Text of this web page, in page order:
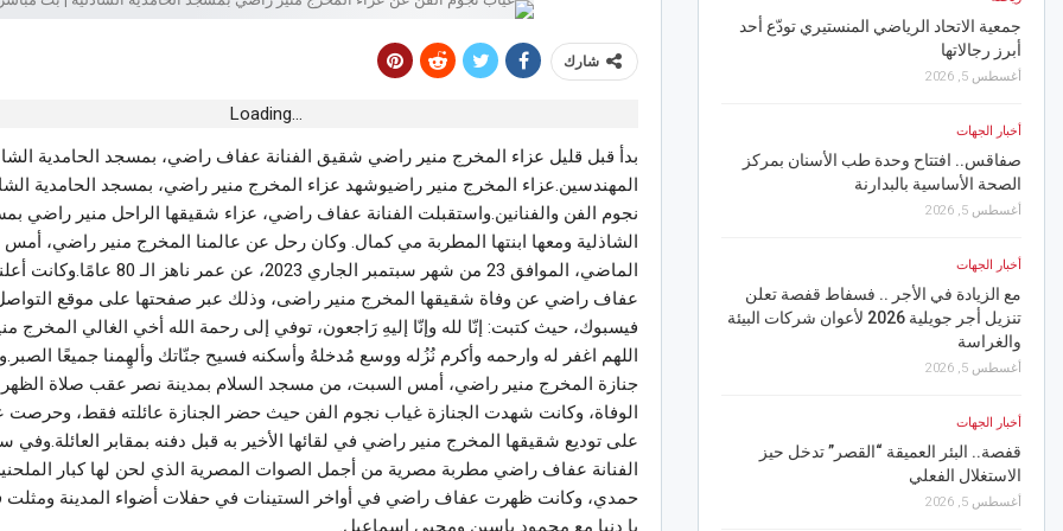
شارك
Loading...
بدأ قبل قليل عزاء المخرج منير راضي شقيق الفنانة عفاف راضي، بمسجد الحامدية
المهندسين.عزاء المخرج منير راضيوشهد عزاء المخرج منير راضي، بمسجد الحامدية
نجوم الفن والفنانين.واستقبلت الفنانة عفاف راضي، عزاء شقيقها الراحل منير راضي
الشاذلية ومعها ابنتها المطربة مي كمال. وكان رحل عن عالمنا المخرج منير راضي،
الماضي، الموافق 23 من شهر سبتمبر الجاري 2023، عن عمر
عفاف راضي عن وفاة شقيقها المخرج منير راضى، وذلك عبر صفحتها على موقع
فيسبوك، حيث كتبت: إنّا لله وإنّا إليهِ رَاجعون، توفي إلى رحمة الله أخي الغالي المخرج
اللهم اغفر له وارحمه وأكرم نُزُله ووسع مُدخلهُ وأسكنه فسيح جنّاتك وألهِمنا جميعًا
جنازة المخرج منير راضي، أمس السبت، من مسجد السلام بمدينة نصر عقب صلاة
الوفاة، وكانت شهدت الجنازة غياب نجوم الفن حيث حضر الجنازة عائلته فقط،
على توديع شقيقها المخرج منير راضي في لقائها الأخير به قبل دفنه بمقابر العائلة.وفي
الفنانة عفاف راضي مطربة مصرية من أجمل الصوات المصرية الذي لحن لها كبار
حمدي، وكانت ظهرت عفاف راضي في أواخر الستينات في حفلات أضواء المدينة ومثلت
يا دنيا مع محمود ياسين ومحيي إسماعيل.
جمعية الاتحاد الرياضي المنستيري تودّع أحد
أبرز رجالاتها
أغسطس 5, 2026
أخبار الجهات
صفاقس.. افتتاح وحدة طب الأسنان بمركز
الصحة الأساسية بالبدارنة
أغسطس 5, 2026
أخبار الجهات
مع الزيادة في الأجر .. فسفاط قفصة تعلن
تنزيل أجر جويلية 2026 لأعوان شركات البيئة
والغراسة
أغسطس 5, 2026
أخبار الجهات
قفصة.. البئر العميقة “القصر” تدخل حيز
الاستغلال الفعلي
أغسطس 5, 2026
يوم 6 أوت.. تلقيح مجاني للكلاب والقطط ضدّ
داء الكلب بولاية أريانة
“الصوناد” تعلن عن انقطاع المياه عن 3
معتمديات بولاية نابل
أخبار الجهات
في ثالث سهرة من مهرجان الفسقية الدولي..
آية دغنوج تخطف الأضواء
تادوس نكانغ في النادي الافريقي
أخبار الجهات
الاتحاد المنستيري: عقبة الترخيص البنكي
تُعطّل رفع المنع من الانتداب
أغسطس 5, 2026
أخبار الجهات
“تقل تونس” تلاحق المتورطين في إلقاء
الفضلات على السكة الحديدية بمحطة الكرم
أخبار الجهات
القيروان.. رياح نشطة مصحوبة بالأتربة
وسحب رعدية تميز أجواء الليلة
أغسطس 5, 2026